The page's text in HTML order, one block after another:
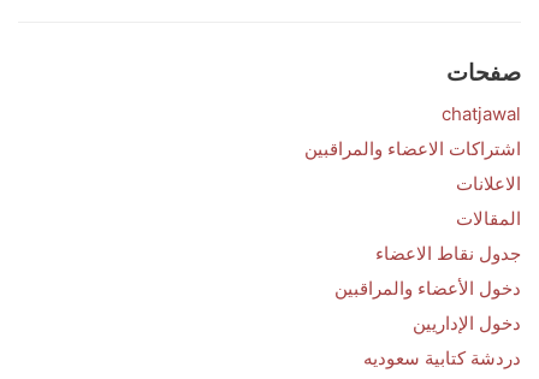
صفحات
chatjawal
اشتراكات الاعضاء والمراقبين
الاعلانات
المقالات
جدول نقاط الاعضاء
دخول الأعضاء والمراقبين
دخول الإداريين
دردشة كتابية سعوديه